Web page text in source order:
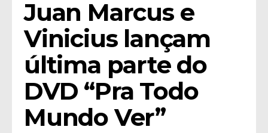
Juan Marcus e
Vinicius lançam
última parte do
DVD “Pra Todo
Mundo Ver”